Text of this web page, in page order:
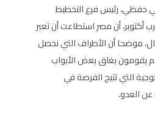
حفظي، رئيس فرع التخطيط
أكتوبر، أن مصر استطاعت أن تعبر
موضحا أن الأطراف التي نحصل
يقومون بغلق بعض الأبواب
التي تتيح الفرصة في
العدو.